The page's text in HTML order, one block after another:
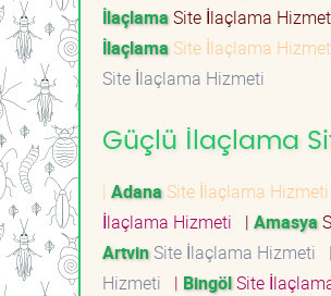
İlaçlamaSite İlaçlama
İlaçlama Site İlaçlama
Site İlaçlama Hizmeti
Güçlü İlaçlama
| Adana Site İlaçlama Hizmeti
İlaçlama Hizmeti
| Amasya
ArtvinSite İlaçlama Hizmeti |
Hizmeti
| BingölSite